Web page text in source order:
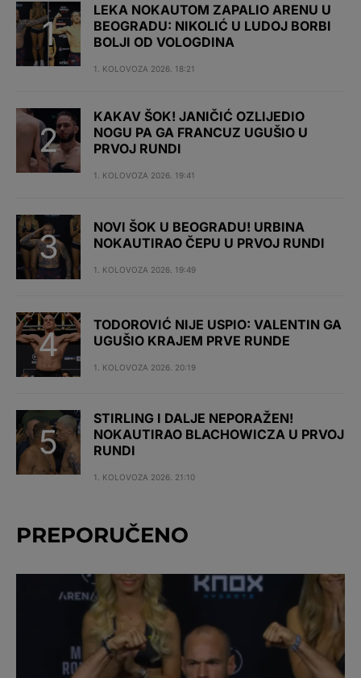
LEKA NOKAUTOM ZAPALIO ARENU U
BEOGRADU: NIKOLIĆ U LUDOJ BORBI
BOLJI OD VOLOGDINA
1. KOLOVOZA 2026. 18:21
KAKAV ŠOK! JANIČIĆ OZLIJEDIO
NOGU PA GA FRANCUZ UGUŠIO U
PRVOJ RUNDI
1. KOLOVOZA 2026. 19:41
NOVI ŠOK U BEOGRADU! URBINA
NOKAUTIRAO ČEPU U PRVOJ RUNDI
1. KOLOVOZA 2026. 19:49
TODOROVIĆ NIJE USPIO: VALENTIN GA
UGUŠIO KRAJEM PRVE RUNDE
1. KOLOVOZA 2026. 20:19
STIRLING I DALJE NEPORAŽEN!
NOKAUTIRAO BLACHOWICZA U PRVOJ
RUNDI
1. KOLOVOZA 2026. 21:10
PREPORUČENO